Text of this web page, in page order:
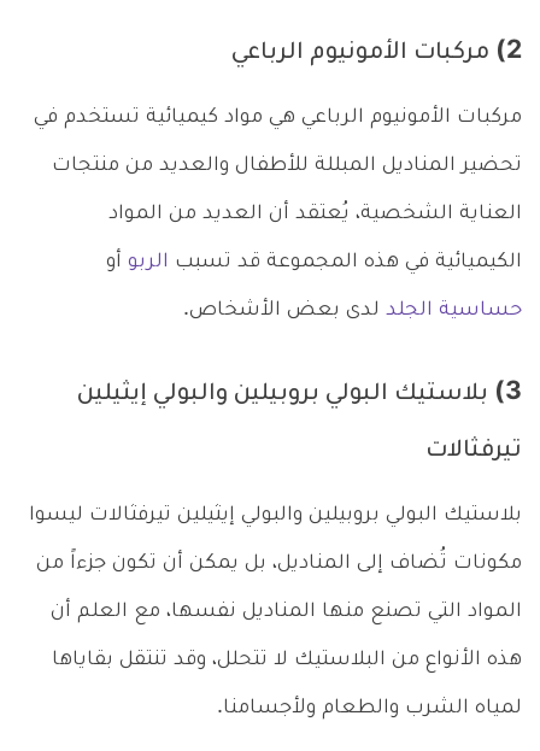
2) مركبات الأمونيوم الرباعي
مركبات الأمونيوم الرباعي هي مواد كيميائية تستخدم في
تحضير المناديل المبللة للأطفال والعديد من منتجات
العناية الشخصية، يُعتقد أن العديد من المواد
الكيميائية في هذه المجموعة قد تسبب الربو أو
حساسية الجلد لدى بعض الأشخاص.
3) بلاستيك البولي بروبيلين والبولي إيثيلين
تيرفثالات
بلاستيك البولي بروبيلين والبولي إيثيلين تيرفثالات ليسوا
مكونات تُضاف إلى المناديل، بل يمكن أن تكون جزءاً من
المواد التي تصنع منها المناديل نفسها، مع العلم أن
هذه الأنواع من البلاستيك لا تتحلل، وقد تنتقل بقاياها
لمياه الشرب والطعام ولأجسامنا.